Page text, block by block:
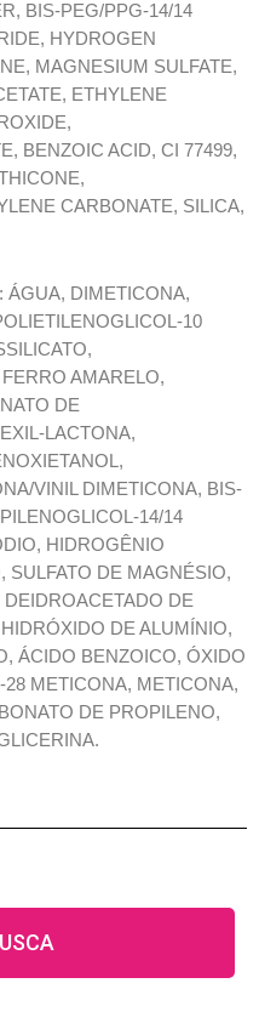
BIS-PEG/PPG-14/14
HYDROGEN
MAGNESIUM SULFATE,
ETHYLENE
BENZOIC ACID, CI 77499,
CARBONATE, SILICA,
ÁGUA, DIMETICONA,
10
AMARELO,
DE
LACTONA,
VINIL DIMETICONA, BIS-
14/14
HIDROGÊNIO
SULFATO DE MAGNÉSIO,
DE
DE ALUMÍNIO,
ÁCIDO BENZOICO, ÓXIDO
METICONA, METICONA,
DE PROPILENO,